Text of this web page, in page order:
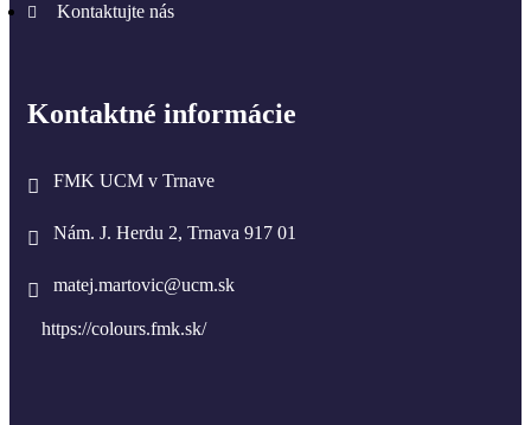
Kontaktujte nás
Kontaktné informácie
FMK UCM v Trnave
Nám. J. Herdu 2, Trnava 917 01
matej.martovic@ucm.sk
https://colours.fmk.sk/